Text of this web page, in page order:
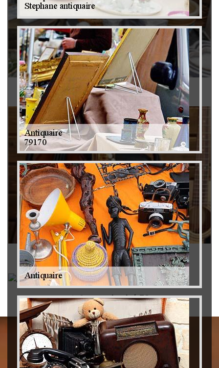
Brocanteur 79
Rachat instrument de musique 79
Achat antiquité 79